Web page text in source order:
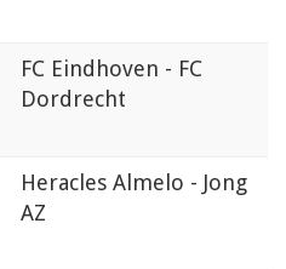
FC Eindhoven - FC
Dordrecht
Heracles Almelo - Jong
AZ